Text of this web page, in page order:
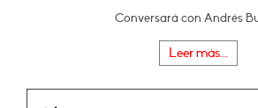
Conversará con Andrés
Leer más...